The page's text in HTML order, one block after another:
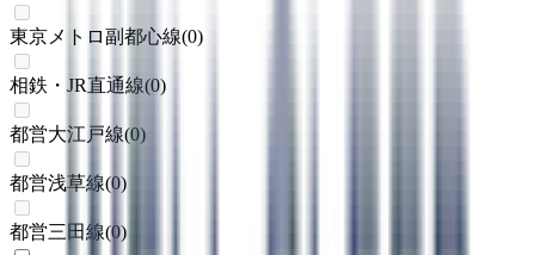
東京メトロ副都心線(0)
相鉄・JR直通線(0)
都営大江戸線(0)
都営浅草線(0)
都営三田線(0)